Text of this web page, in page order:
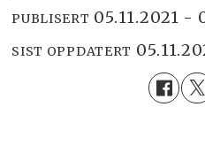
PUBLISERT 05.11.2021 -
SIST OPPDATERT